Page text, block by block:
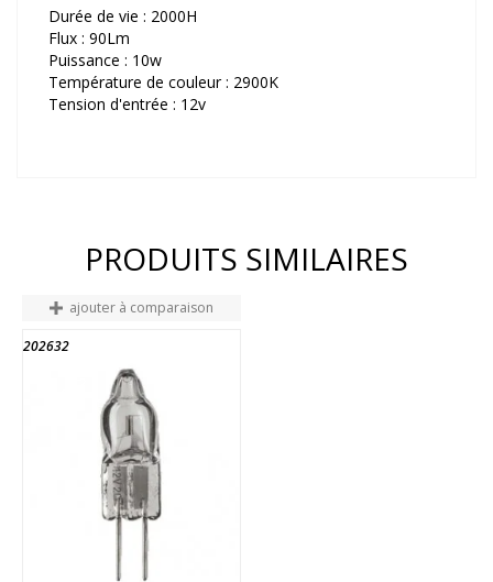
Durée de vie : 2000H
Flux : 90Lm
Puissance : 10w
Température de couleur : 2900K
Tension d'entrée : 12v
PRODUITS SIMILAIRES
ajouter à comparaison
202632 FIN DE STOCK